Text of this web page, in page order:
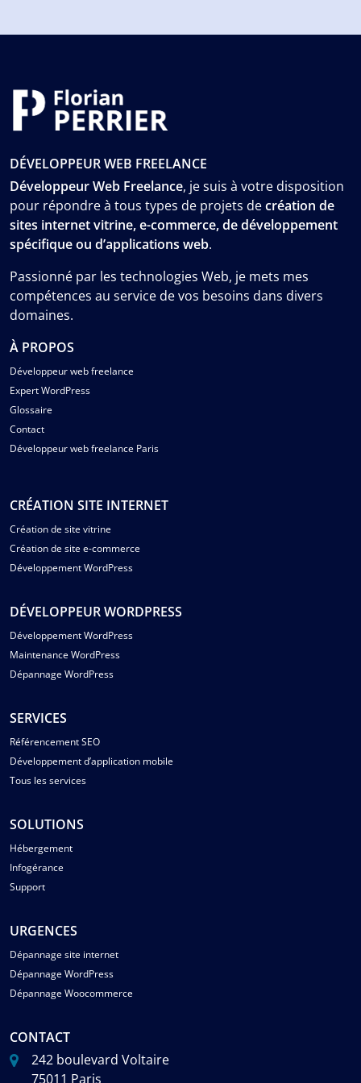
DÉVELOPPEUR WEB FREELANCE
Développeur Web Freelance, je suis à votre disposition
pour répondre à tous types de projets decréation de
sites internet vitrine, e-commerce, de développement
spécifique ou d’applications web.
Passionné par les technologies Web, je mets mes
compétences au service de vos besoins dans divers
domaines.
À PROPOS
Développeur web freelance
Expert WordPress
Glossaire
Contact
Développeur web freelance Paris
CRÉATION SITE INTERNET
Création de site vitrine
Création de site e-commerce
Développement WordPress
DÉVELOPPEUR WORDPRESS
Développement WordPress
Maintenance WordPress
Dépannage WordPress
SERVICES
Référencement SEO
Développement d’application mobile
Tous les services
SOLUTIONS
Hébergement
Infogérance
Support
URGENCES
Dépannage site internet
Dépannage WordPress
Dépannage Woocommerce
CONTACT
242 boulevard Voltaire
75011 Paris